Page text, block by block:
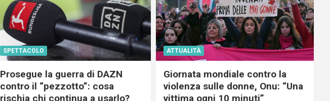
SPETTACOLO
Prosegue la guerra di DAZN
contro il “pezzotto”: cosa
rischia chi continua a usarlo?
ATTUALITÀ
Giornata mondiale contro la
violenza sulle donne, Onu: “Una
vittima ogni 10 minuti”